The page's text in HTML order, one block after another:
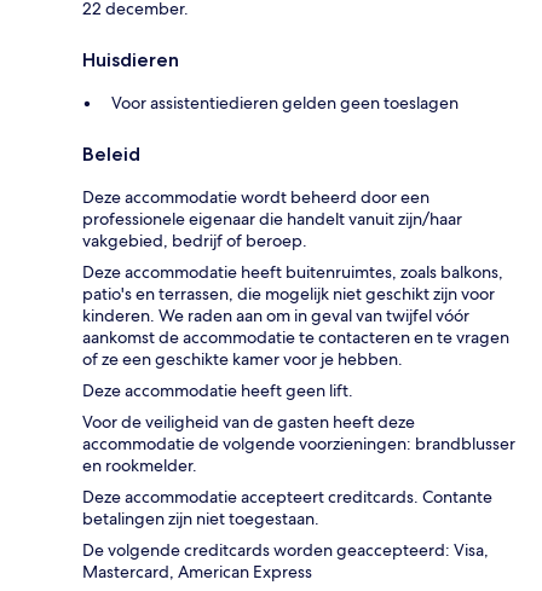
22 december.
Huisdieren
Voor assistentiedieren gelden geen toeslagen
Beleid
Deze accommodatie wordt beheerd door een
professionele eigenaar die handelt vanuit zijn/haar
vakgebied, bedrijf of beroep.
Deze accommodatie heeft buitenruimtes, zoals balkons,
patio's en terrassen, die mogelijk niet geschikt zijn voor
kinderen. We raden aan om in geval van twijfel vóór
aankomst de accommodatie te contacteren en te vragen
of ze een geschikte kamer voor je hebben.
Deze accommodatie heeft geen lift.
Voor de veiligheid van de gasten heeft deze
accommodatie de volgende voorzieningen: brandblusser
en rookmelder.
Deze accommodatie accepteert creditcards. Contante
betalingen zijn niet toegestaan.
De volgende creditcards worden geaccepteerd: Visa,
Mastercard, American Express